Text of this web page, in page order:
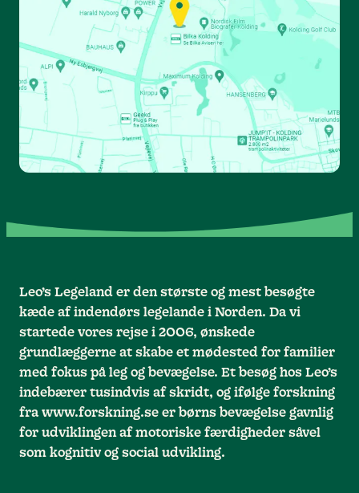
Leo’s Legeland er den største og mest besøgte
kæde af indendørs legelande i Norden. Da vi
startede vores rejse i 2006, ønskede
grundlæggerne at skabe et mødested for familier
med fokus på leg og bevægelse. Et besøg hos Leo’s
indebærer tusindvis af skridt, og ifølge forskning
fra www.forskning.se er børns bevægelse gavnlig
for udviklingen af motoriske færdigheder såvel
som kognitiv og social udvikling.